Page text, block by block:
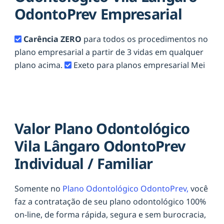
OdontoPrev Empresarial
Carência ZERO para todos os procedimentos no
plano empresarial a partir de 3 vidas em qualquer
plano acima.
Exeto para planos empresarial Mei
Valor Plano Odontológico
Vila Lângaro OdontoPrev
Individual / Familiar
Somente no Plano Odontológico OdontoPrev, você
faz a contratação de seu plano odontológico 100%
on-line, de forma rápida, segura e sem burocracia,